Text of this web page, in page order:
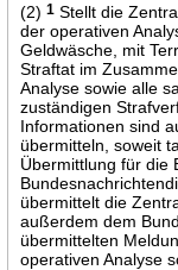
(2)1 Stellt die
der operativen
Geldwäsche, mit
Straftat im
Analyse sowie alle
zuständigen
Informationen sind
übermitteln, soweit
Übermittlung für die
übermittelt die
außerdem dem
übermittelten
operativen Analyse